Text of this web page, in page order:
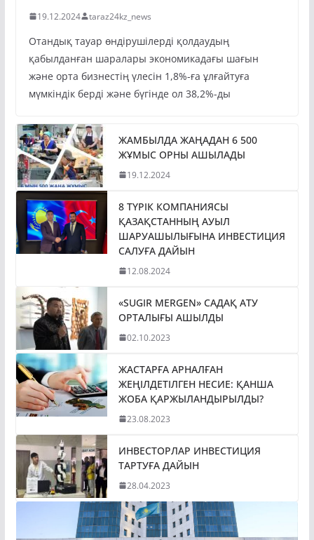
19.12.2024 taraz24kz_news
Отандық тауар өндірушілерді қолдаудың
қабылданған шаралары экономикадағы шағын
және орта бизнестің үлесін 1,8%-ға ұлғайтуға
мүмкіндік берді және бүгінде ол 38,2%-ды
ЖАМБЫЛДА ЖАҢАДАН 6 500
ЖҰМЫС ОРНЫ АШЫЛАДЫ
19.12.2024
8 ТҮРІК КОМПАНИЯСЫ
ҚАЗАҚСТАННЫҢ АУЫЛ
ШАРУАШЫЛЫҒЫНА ИНВЕСТИЦИЯ
САЛУҒА ДАЙЫН
12.08.2024
«SUGIR MERGEN» САДАҚ АТУ
ОРТАЛЫҒЫ АШЫЛДЫ
02.10.2023
ЖАСТАРҒА АРНАЛҒАН
ЖЕҢІЛДЕТІЛГЕН НЕСИЕ: ҚАНША
ЖОБА ҚАРЖЫЛАНДЫРЫЛДЫ?
23.08.2023
ИНВЕСТОРЛАР ИНВЕСТИЦИЯ
ТАРТУҒА ДАЙЫН
28.04.2023